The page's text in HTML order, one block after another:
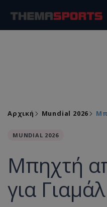
Αρχική Mundial 2026
MUNDIAL 2026
Μπηχτή
για Γιαμάλ